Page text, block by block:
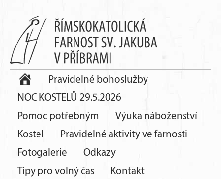
Pravidelné bohoslužby
NOC KOSTELŮ 29.5.2026
Pomoc potřebným
Výuka náboženství
Kostel
Pravidelné aktivity ve farnosti
Fotogalerie
Odkazy
Tipy pro volný čas
Kontakt